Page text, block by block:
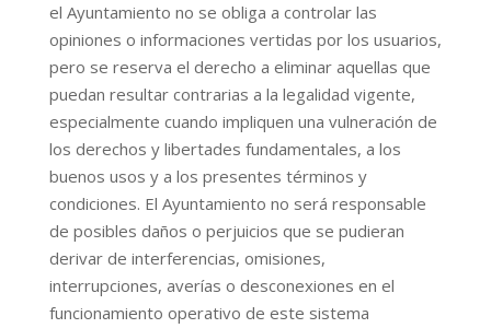
el Ayuntamiento no se obliga a controlar las
opiniones o informaciones vertidas por los usuarios,
pero se reserva el derecho a eliminar aquellas que
puedan resultar contrarias a la legalidad vigente,
especialmente cuando impliquen una vulneración de
los derechos y libertades fundamentales, a los
buenos usos y a los presentes términos y
condiciones. El Ayuntamiento no será responsable
de posibles daños o perjuicios que se pudieran
derivar de interferencias, omisiones,
interrupciones, averías o desconexiones en el
funcionamiento operativo de este sistema